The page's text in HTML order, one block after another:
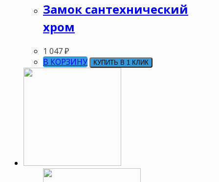
Замок сантехнический
хром
1 047₽
В КОРЗИНУ
КУПИТЬ В 1 КЛИК